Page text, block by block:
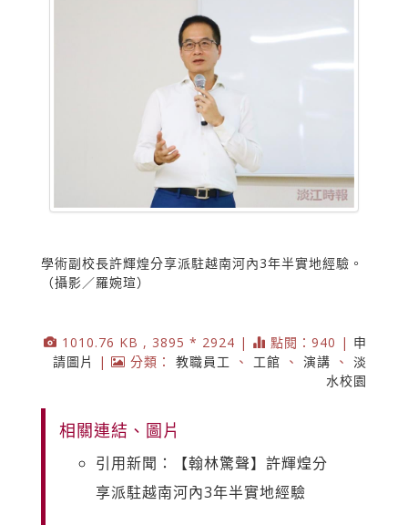
學術副校長許輝煌分享派駐越南河內3年半實地經驗。
（攝影／羅婉瑄）
1010.76 KB , 3895 * 2924 | 點閱：940 | 申
請圖片
| 分類： 教職員工 、 工館 、 演講 、 淡
水校園
相關連結、圖片
引用新聞：【翰林驚聲】許輝煌分
享派駐越南河內3年半實地經驗